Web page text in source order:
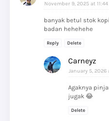
November 9, 2025 at 11:44
banyak betul stok
badan hehehehe
Reply Delete
Carneyz
January 5, 2026
Agaknya
jugak 😂
Delete